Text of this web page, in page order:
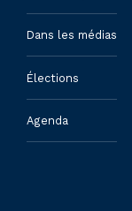
Dans les médias
Élections
Agenda